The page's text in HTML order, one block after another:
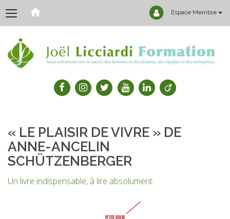
Espace Membre
« LE PLAISIR DE VIVRE » DE
ANNE-ANCELIN
SCHÜTZENBERGER
Un livre indispensable, à lire absolument.